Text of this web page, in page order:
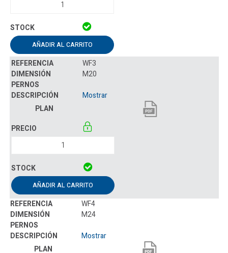
AÑADIR AL CARRITO
WF3
M20
Mostrar
AÑADIR AL CARRITO
WF4
M24
Mostrar